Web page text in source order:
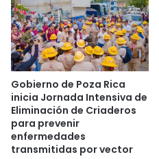
Gobierno de Poza Rica
inicia Jornada Intensiva de
Eliminación de Criaderos
para prevenir
enfermedades
transmitidas por vector